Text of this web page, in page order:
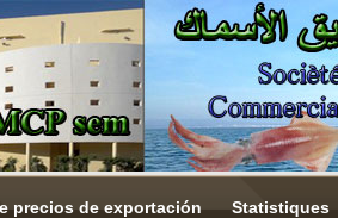
precios de exportación Statistiques